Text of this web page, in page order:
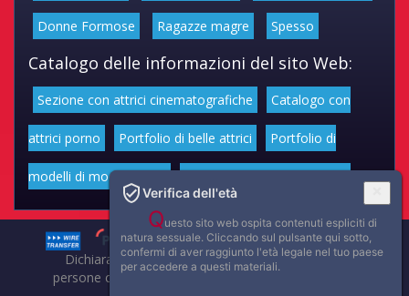
Donne Formose Ragazze magre Spesso
Catalogo delle informazioni del sito Web:
Sezione con attrici cinematografiche Catalogo con
attrici porno Portfolio di belle attrici Portfolio di
modelli di moda volgari Affascinanti star dello sport
Dichiarazione di non responsabilità: tutti i membri e le
persone che compaiono su questo sito hanno almeno 18
Verifica dell'età
Questo sito web ospita contenuti espliciti di
natura sessuale. Cliccando sul pulsante qui sotto,
confermi di aver raggiunto l'età legale nel tuo paese
per accedere a questi materiali.